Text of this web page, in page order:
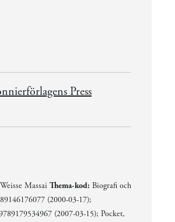
Press
Massai Thema-kod: Biografi och
(2000-03-17);
(2007-03-15); Pocket,